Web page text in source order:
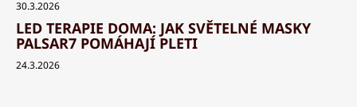
30.3.2026
LED TERAPIE DOMA: JAK SVĚTELNÉ MASKY
PALSAR7 POMÁHAJÍ PLETI
24.3.2026